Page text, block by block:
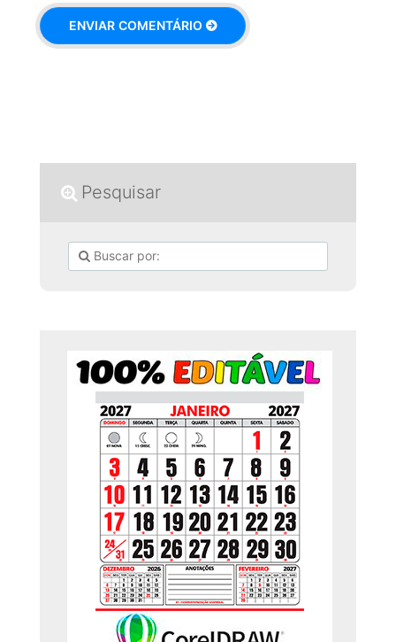
Pesquisar